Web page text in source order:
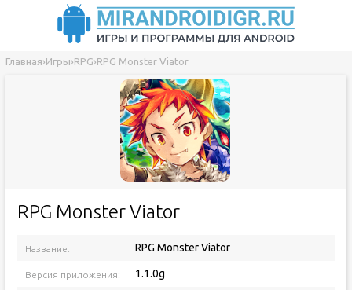
Главная›Игры›RPG›RPG Monster Viator
RPG Monster Viator
Название: RPG Monster Viator
Версия приложения: 1.1.0g